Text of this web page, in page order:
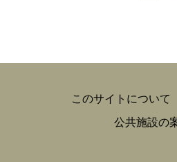
このサイトについて
公共施設の